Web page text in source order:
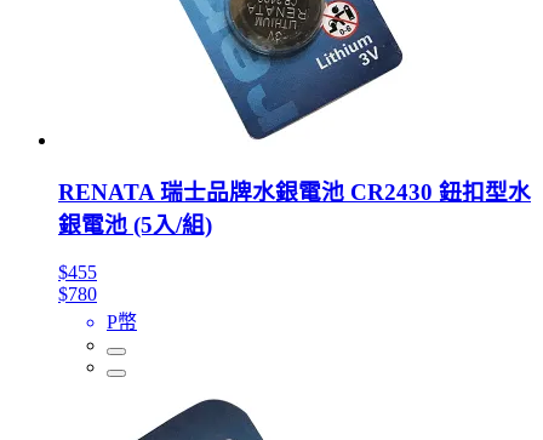
RENATA 瑞士品牌水銀電池 CR2430 鈕扣型水
銀電池 (5入/組)
$455
$780
P幣